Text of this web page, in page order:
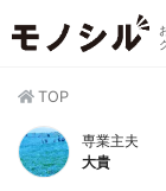
TOP
専業主夫
大貴